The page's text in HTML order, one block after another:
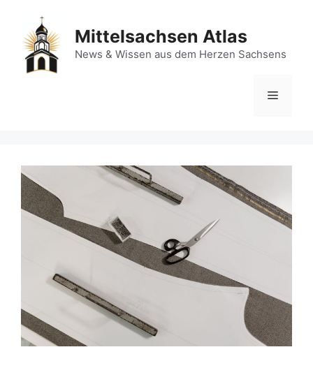
springen
Mittelsachsen Atlas
News & Wissen aus dem Herzen Sachsens
Menü